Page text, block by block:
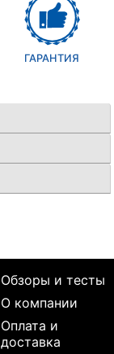
ГАРАНТИЯ
Обзоры и тесты
О компании
Оплата и
доставка